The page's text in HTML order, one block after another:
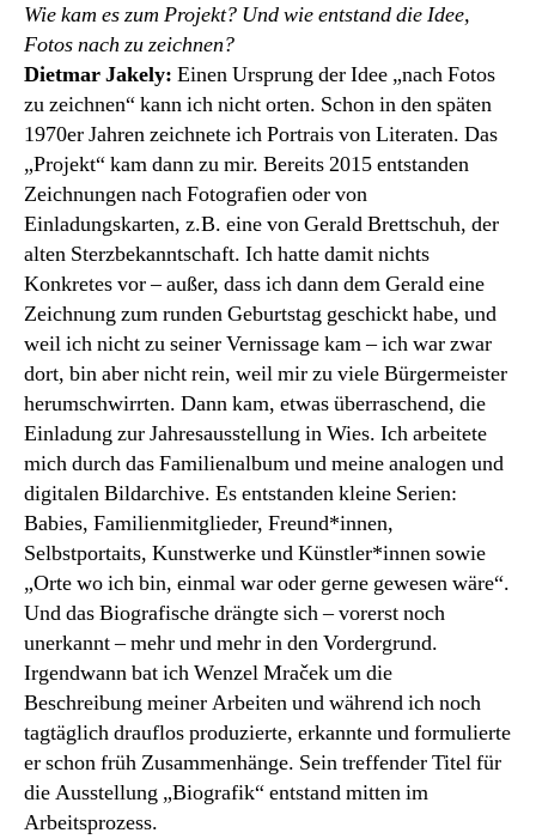
Wie kam es zum Projekt? Und wie entstand die Idee,
Fotos nach zu zeichnen?
Dietmar Jakely: Einen Ursprung der Idee „nach Fotos
zu zeichnen“ kann ich nicht orten. Schon in den späten
1970er Jahren zeichnete ich Portrais von Literaten. Das
„Projekt“ kam dann zu mir. Bereits 2015 entstanden
Zeichnungen nach Fotografien oder von
Einladungskarten, z.B. eine von Gerald Brettschuh, der
alten Sterzbekanntschaft. Ich hatte damit nichts
Konkretes vor – außer, dass ich dann dem Gerald eine
Zeichnung zum runden Geburtstag geschickt habe, und
weil ich nicht zu seiner Vernissage kam – ich war zwar
dort, bin aber nicht rein, weil mir zu viele Bürgermeister
herumschwirrten. Dann kam, etwas überraschend, die
Einladung zur Jahresausstellung in Wies. Ich arbeitete
mich durch das Familienalbum und meine analogen und
digitalen Bildarchive. Es entstanden kleine Serien:
Babies, Familienmitglieder, Freund*innen,
Selbstportaits, Kunstwerke und Künstler*innen sowie
„Orte wo ich bin, einmal war oder gerne gewesen wäre“.
Und das Biografische drängte sich – vorerst noch
unerkannt – mehr und mehr in den Vordergrund.
Irgendwann bat ich Wenzel Mraček um die
Beschreibung meiner Arbeiten und während ich noch
tagtäglich drauflos produzierte, erkannte und formulierte
er schon früh Zusammenhänge. Sein treffender Titel für
die Ausstellung „Biografik“ entstand mitten im
Arbeitsprozess.